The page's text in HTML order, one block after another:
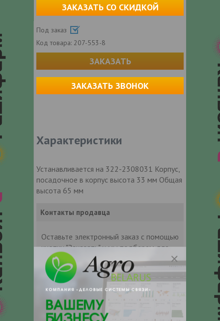
ЗАКАЗАТЬ СО СКИДКОЙ
Под заказ
Код товара: 207-553-8
ЗАКАЗАТЬ
ЗАКАЗАТЬ ЗВОНОК
Характеристики
Устанавливается на 322-2308031 Корпус,
посадочное в корпус высота 33 мм Общая
высота 65 мм
Контакты продавца
Оставьте электронный заказ с помощью
кнопки "Заказать" и мы подберем для
Вас подходящую компанию
поставщика.